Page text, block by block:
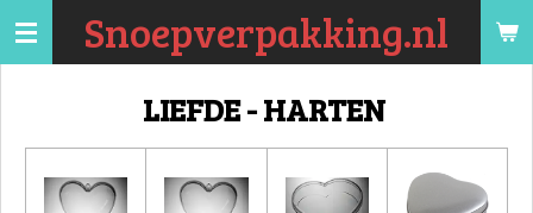
Ga
hoofdinhoud
Snoepverpakking.nl
LIEFDE - HARTEN